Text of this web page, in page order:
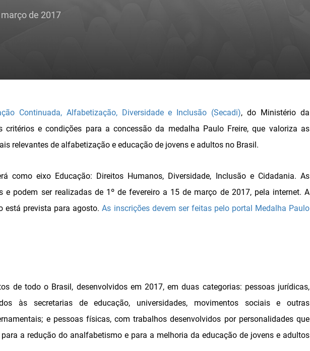
de 2017
Continuada, Alfabetização, Diversidade e Inclusão (Secadi), do Ministério da
critérios e condições para a concessão da medalha Paulo Freire, que valoriza as
relevantes de alfabetização e educação de jovens e adultos no Brasil.
como eixo Educação: Direitos Humanos, Diversidade, Inclusão e Cidadania. As
e podem ser realizadas de 1º de fevereiro a 15 de março de 2017, pela internet. A
está prevista para agosto.As inscrições devem ser feitas pelo portal Medalha Paulo
de todo o Brasil, desenvolvidos em 2017, em duas categorias: pessoas jurídicas,
às secretarias de educação, universidades, movimentos sociais e outras
e pessoas físicas, com trabalhos desenvolvidos por personalidades que
a redução do analfabetismo e para a melhoria da educação de jovens e adultos